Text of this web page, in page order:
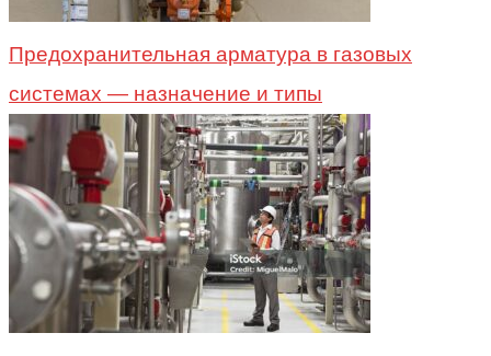
Предохранительная арматура в газовых
системах — назначение и типы